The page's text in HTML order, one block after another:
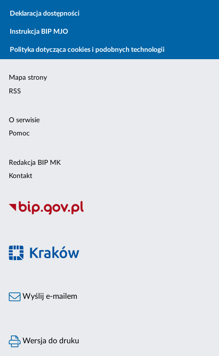
Deklaracja dostępności
Instrukcja BIP MJO
Polityka dotycząca cookies i podobnych technologii
Mapa strony
RSS
O serwisie
Pomoc
Redakcja BIP MK
Kontakt
Wyślij e-mailem
Wersja do druku